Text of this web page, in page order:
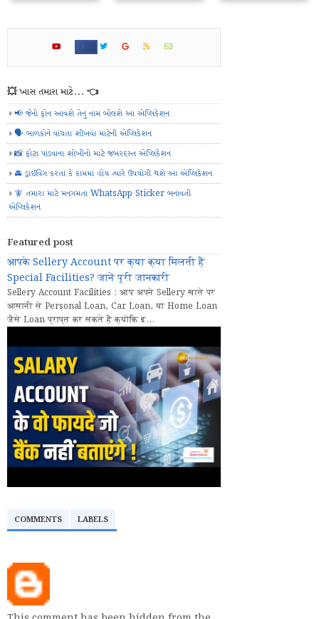
💥 ખાસ તમારા માટે... 👈
📢 જેનો ફોન આવશે તેનું નામ બોલશે આ એપ્લિકેશન
🗣️ બાળકોને વાંચતા શીખવા માટેની એપ્લિકેશન
📸 ફોટા પાડવાના શોખીનો માટે જબરદસ્ત એપ્લિકેશન
🚘 ડ્રાઈવિંગ કરતા કે કામમાં હોય ત્યારે ઉપયોગી થશે આ એપ્લિકેશન
🧚 તમારા માટે મનગમતા WhatsApp Sticker બનાવતી
એપ્લિકેશન
Featured post
आपके Sellery Account पर क्या क्या मिलती हैं
Special Facilities? जानें पूरी जानकारी
Sellery Account Facilities : आप अपने Sellery खाते पर
आसानी से Personal Loan, Car Loan, या Home Loan
जैसे Loan प्राप्त कर सकते हैं क्योंकि इ...
COMMENTS LABELS